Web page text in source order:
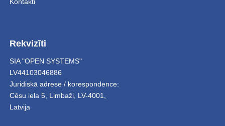
Rekvizīti
SIA "OPEN SYSTEMS"
LV44103046886
Juridiskā adrese / korespondence:
Cēsu iela 5, Limbaži, LV-4001,
Latvija